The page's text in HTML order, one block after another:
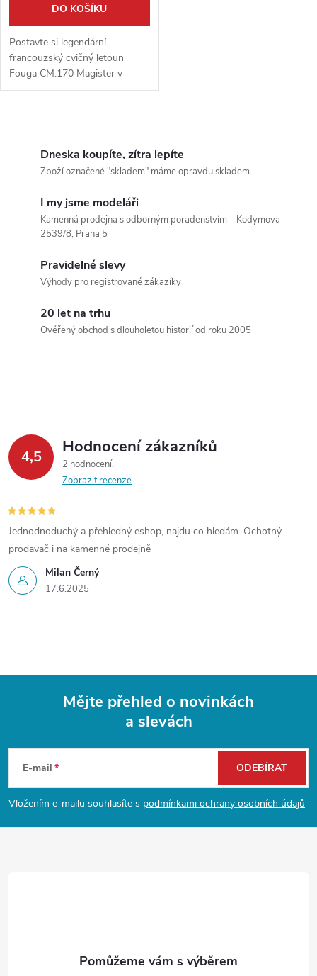
d
u
d
u
DO KOŠÍKU
Postavte si legendární
francouzský cvičný letoun
Fouga CM.170 Magister v
detailním měřítku 1:48. Tato
k
y
v
ý
p
i
Dneska koupíte, zítra lepíte
Zboží označené "skladem" máme opravdu skladem
I my jsme modeláři
Kamenná prodejna s odborným poradenstvím – Kodymova
2539/8, Praha 5
Pravidelné slevy
Výhody pro registrované zákazíky
20 let na trhu
Ověřený obchod s dlouholetou historií od roku 2005
4,5 Hodnocení zákazníků
2 hodnocení
Zobrazit recenze
Milan Černý
17.6.2025
Jednodnoduchý a přehledný eshop, najdu co hledám. Ochotný
prodavač i na kamenné prodejně
p
a
Mějte přehled o novinkách
a slevách
E-mail
Vložením e-mailu souhlasíte s podmínkami ochrany osobních údajů
ODEBÍRAT